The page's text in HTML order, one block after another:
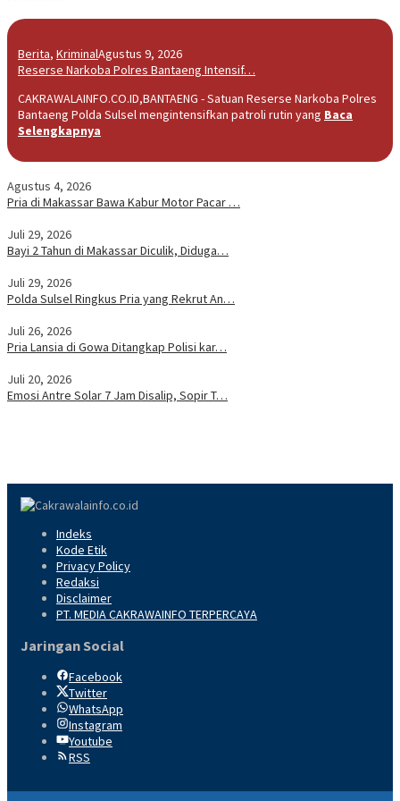
Berita, KriminalAgustus 9, 2026
Reserse Narkoba Polres Bantaeng Intensif…
CAKRAWALAINFO.CO.ID,BANTAENG - Satuan Reserse Narkoba Polres
Bantaeng Polda Sulsel mengintensifkan patroli rutin yang Baca
Selengkapnya
Agustus 4, 2026
Pria di Makassar Bawa Kabur Motor Pacar …
Juli 29, 2026
Bayi 2 Tahun di Makassar Diculik, Diduga…
Juli 29, 2026
Polda Sulsel Ringkus Pria yang Rekrut An…
Juli 26, 2026
Pria Lansia di Gowa Ditangkap Polisi kar…
Juli 20, 2026
Emosi Antre Solar 7 Jam Disalip, Sopir T…
Indeks
Kode Etik
Privacy Policy
Redaksi
Disclaimer
PT. MEDIA CAKRAWAINFO TERPERCAYA
Jaringan Social
Facebook
Twitter
WhatsApp
Instagram
Youtube
RSS